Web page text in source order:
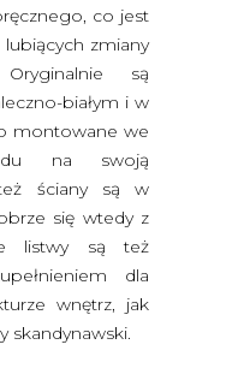
co jest
zmiany
są
białym i w
montowane we
na swoją
ściany są w
się wtedy z
listwy są też
dla
wnętrz, jak
skandynawski.